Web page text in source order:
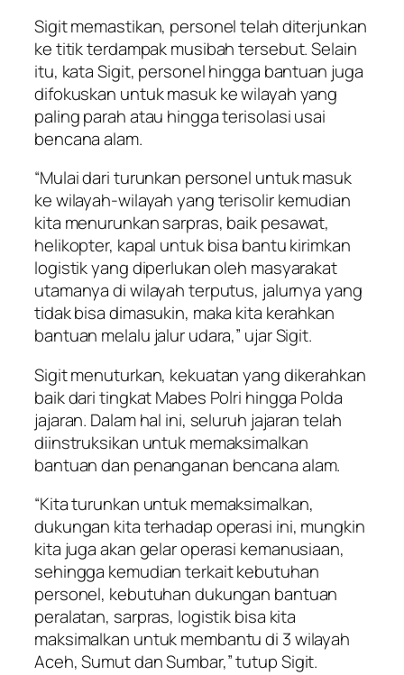
Sigit memastikan, personel telah diterjunkan
ke titik terdampak musibah tersebut. Selain
itu, kata Sigit, personel hingga bantuan juga
difokuskan untuk masuk ke wilayah yang
paling parah atau hingga terisolasi usai
bencana alam.
“Mulai dari turunkan personel untuk masuk
ke wilayah-wilayah yang terisolir kemudian
kita menurunkan sarpras, baik pesawat,
helikopter, kapal untuk bisa bantu kirimkan
logistik yang diperlukan oleh masyarakat
utamanya di wilayah terputus, jalurnya yang
tidak bisa dimasukin, maka kita kerahkan
bantuan melalu jalur udara,” ujar Sigit.
Sigit menuturkan, kekuatan yang dikerahkan
baik dari tingkat Mabes Polri hingga Polda
jajaran. Dalam hal ini, seluruh jajaran telah
diinstruksikan untuk memaksimalkan
bantuan dan penanganan bencana alam.
“Kita turunkan untuk memaksimalkan,
dukungan kita terhadap operasi ini, mungkin
kita juga akan gelar operasi kemanusiaan,
sehingga kemudian terkait kebutuhan
personel, kebutuhan dukungan bantuan
peralatan, sarpras, logistik bisa kita
maksimalkan untuk membantu di 3 wilayah
Aceh, Sumut dan Sumbar,” tutup Sigit.